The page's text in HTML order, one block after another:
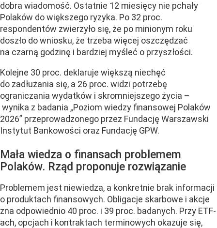
dobra wiadomość. Ostatnie 12 miesięcy nie pchały
Polaków do większego ryzyka. Po 32 proc.
respondentów zwierzyło się, że po minionym roku
doszło do wniosku, że trzeba więcej oszczędzać
na czarną godzinę i bardziej myśleć o przyszłości.
Kolejne 30 proc. deklaruje większą niechęć
do zadłużania się, a 26 proc. widzi potrzebę
ograniczania wydatków i skromniejszego życia –
wynika z badania „Poziom wiedzy finansowej Polaków
2026” przeprowadzonego przez Fundację Warszawski
Instytut Bankowości oraz Fundację GPW.
Mała wiedza o finansach problemem
Polaków. Rząd proponuje rozwiązanie
Problemem jest niewiedza, a konkretnie brak informacji
o produktach finansowych. Obligacje skarbowe i akcje
zna odpowiednio 40 proc. i 39 proc. badanych. Przy ETF-
ach, opcjach i kontraktach terminowych okazuje się,